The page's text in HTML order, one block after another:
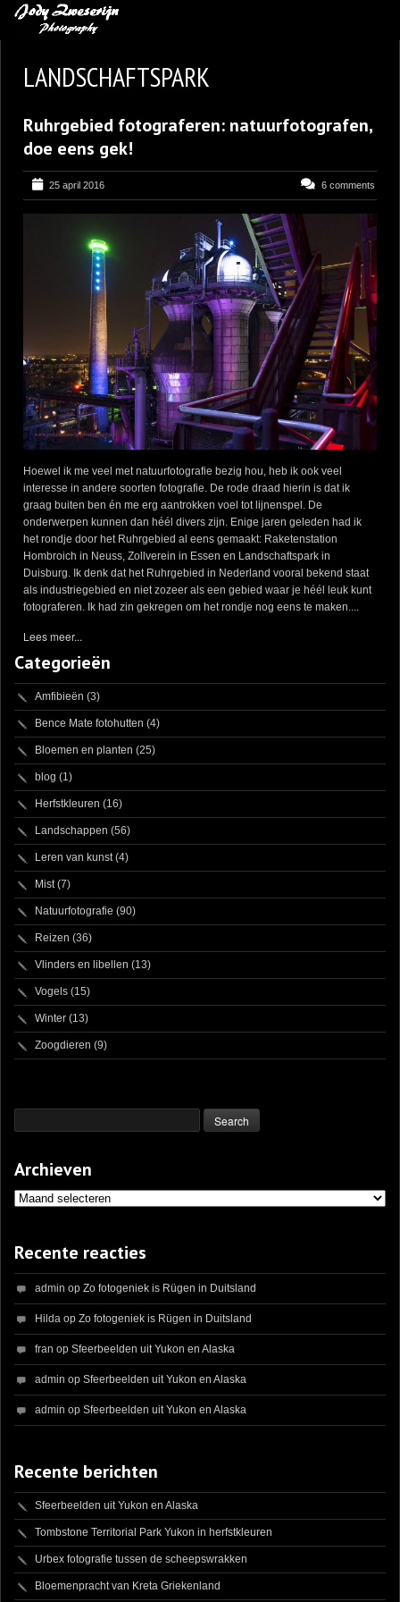
BLOG
LEREN VAN KUNST
BENCE MATE FOTOHUTTEN
OVER MIJ
LANDSCHAFTSPARK
Ruhrgebied fotograferen: natuurfotografen,
doe eens gek!
25 april 2016 6 comments
Hoewel ik me veel met natuurfotografie bezig hou, heb ik ook veel
interesse in andere soorten fotografie. De rode draad hierin is dat ik
graag buiten ben én me erg aantrokken voel tot lijnenspel. De
onderwerpen kunnen dan héél divers zijn. Enige jaren geleden had ik
het rondje door het Ruhrgebied al eens gemaakt: Raketenstation
Hombroich in Neuss, Zollverein in Essen en Landschaftspark in
Duisburg. Ik denk dat het Ruhrgebied in Nederland vooral bekend staat
als industriegebied en niet zozeer als een gebied waar je héél leuk kunt
fotograferen. Ik had zin gekregen om het rondje nog eens te maken....
Lees meer...
Categorieën
Amfibieën (3)
Bence Mate fotohutten (4)
Bloemen en planten (25)
blog (1)
Herfstkleuren (16)
Landschappen (56)
Leren van kunst (4)
Mist (7)
Natuurfotografie (90)
Reizen (36)
Vlinders en libellen (13)
Vogels (15)
Winter (13)
Zoogdieren (9)
Archieven
Archieven
Recente reacties
admin op Zo fotogeniek is Rügen in Duitsland
Hilda op Zo fotogeniek is Rügen in Duitsland
fran op Sfeerbeelden uit Yukon en Alaska
admin op Sfeerbeelden uit Yukon en Alaska
admin op Sfeerbeelden uit Yukon en Alaska
Recente berichten
Sfeerbeelden uit Yukon en Alaska
Tombstone Territorial Park Yukon in herfstkleuren
Urbex fotografie tussen de scheepswrakken
Bloemenpracht van Kreta Griekenland